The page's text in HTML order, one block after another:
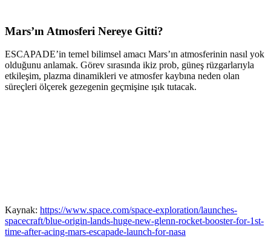
Mars’ın Atmosferi Nereye Gitti?
ESCAPADE’in temel bilimsel amacı Mars’ın atmosferinin nasıl yok
olduğunu anlamak. Görev sırasında ikiz prob, güneş rüzgarlarıyla
etkileşim, plazma dinamikleri ve atmosfer kaybına neden olan
süreçleri ölçerek gezegenin geçmişine ışık tutacak.
Kaynak: https://www.space.com/space-exploration/launches-
spacecraft/blue-origin-lands-huge-new-glenn-rocket-booster-for-1st-
time-after-acing-mars-escapade-launch-for-nasa